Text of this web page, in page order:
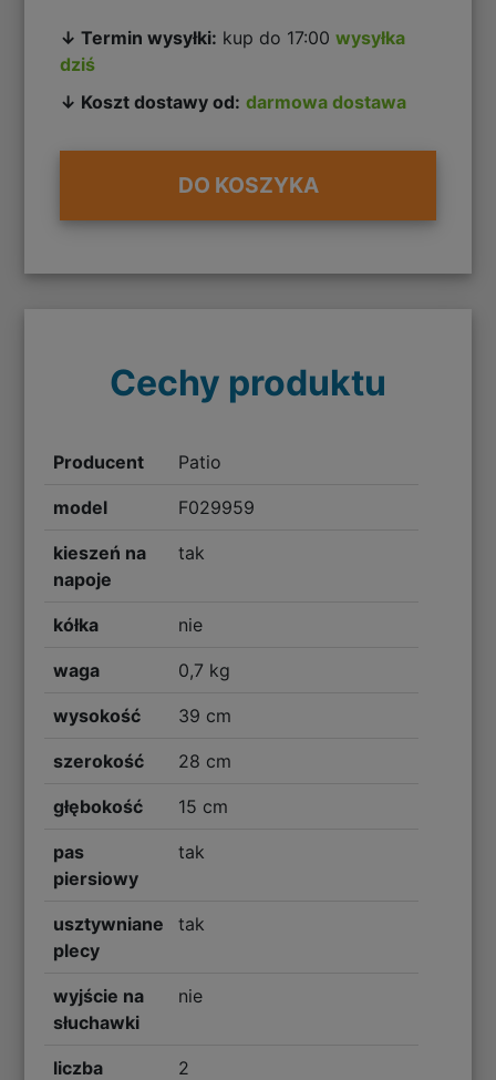
↓ Termin wysyłki: kup do 17:00wysyłka
dziś
↓ Koszt dostawy od: darmowa dostawa
DO KOSZYKA
Cechy produktu
Producent Patio
model F029959
kieszeń na
napoje
tak
kółka nie
waga 0,7 kg
wysokość 39 cm
szerokość 28 cm
głębokość 15 cm
pas
piersiowy
tak
usztywniane
plecy
tak
wyjście na
słuchawki
nie
liczba
2